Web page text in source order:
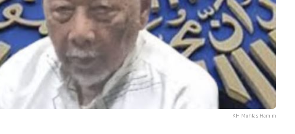
KH Muhlas Hamim